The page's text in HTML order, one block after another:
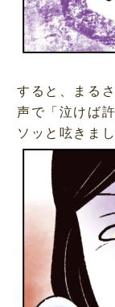
すると、まる
声で「泣けば
ソッと呟きまし